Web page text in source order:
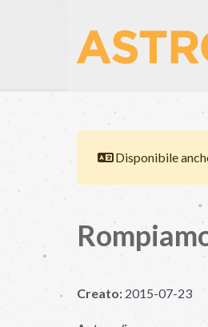
Disponibile
Creato: 2015-07-23